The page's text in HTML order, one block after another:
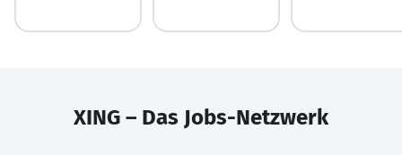
XING – Das Jobs-Netzwerk